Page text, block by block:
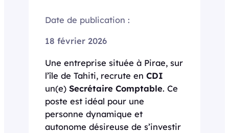
Date de publication :
18 février 2026
Une entreprise située à Pirae, sur
l’île de Tahiti, recrute en CDI
un(e) Secrétaire Comptable. Ce
poste est idéal pour une
personne dynamique et
autonome désireuse de s’investir